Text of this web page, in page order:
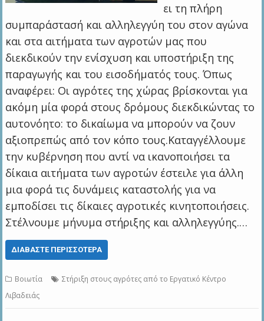
ει τη πλήρη
συμπαράστασή και αλληλεγγύη του στον αγώνα
και στα αιτήματα των αγροτών μας που
διεκδικούν την ενίσχυση και υποστήριξη της
παραγωγής και του εισοδήματός τους. Όπως
αναφέρει: Οι αγρότες της χώρας βρίσκονται για
ακόμη μία φορά στους δρόμους διεκδικώντας το
αυτονόητο: το δικαίωμα να μπορούν να ζουν
αξιοπρεπώς από τον κόπο τους.Καταγγέλλουμε
την κυβέρνηση που αντί να ικανοποιήσει τα
δίκαια αιτήματα των αγροτών έστειλε για άλλη
μια φορά τις δυνάμεις καταστολής για να
εμποδίσει τις δίκαιες αγροτικές κινητοποιήσεις.
Στέλνουμε μήνυμα στήριξης και αλληλεγγύης.…
ΔΙΑΒΆΣΤΕ ΠΕΡΙΣΣΌΤΕΡΑ
Βοιωτία
Στήριξη στους αγρότες από το Εργατικό Κέντρο
Λιβαδειάς